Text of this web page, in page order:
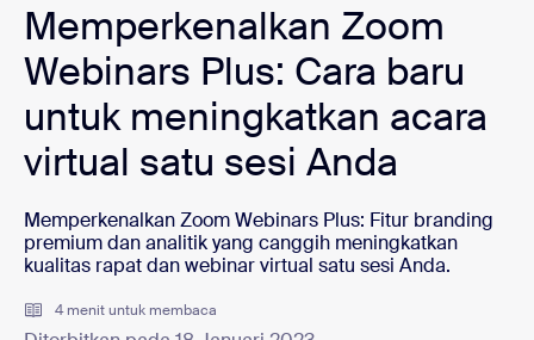
Memperkenalkan Zoom
Webinars Plus: Cara baru
untuk meningkatkan acara
virtual satu sesi Anda
Memperkenalkan Zoom Webinars Plus: Fitur branding
premium dan analitik yang canggih meningkatkan
kualitas rapat dan webinar virtual satu sesi Anda.
4 menit untuk membaca